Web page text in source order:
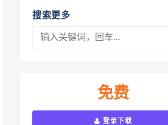
搜索更多
免费
登录下载